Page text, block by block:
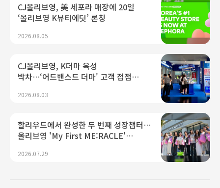
CJ올리브영, 美 세포라 매장에 20일
‘올리브영 K뷰티에딧’ 론칭
2026.08.05
CJ올리브영, K더마 육성
박차…‘어드밴스드 더마' 고객 접점
2026.08.03
할리우드에서 완성한 두 번째 성장챕터…
올리브영 'My First ME:RACLE'
2026.07.29